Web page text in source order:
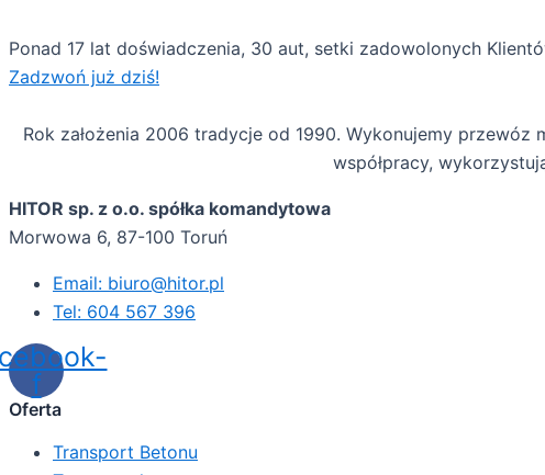
Ponad 17 lat doświadczenia, 30 aut, setki zadowolonych
Zadzwoń już dziś!
Rok założenia 2006 tradycje od 1990. Wykonujemy
współpracy,
HITOR sp. z o.o. spółka komandytowa
Morwowa 6, 87-100 Toruń‎
Email: biuro@hitor.pl
Tel: 604 567 396
f
Oferta
Transport Betonu